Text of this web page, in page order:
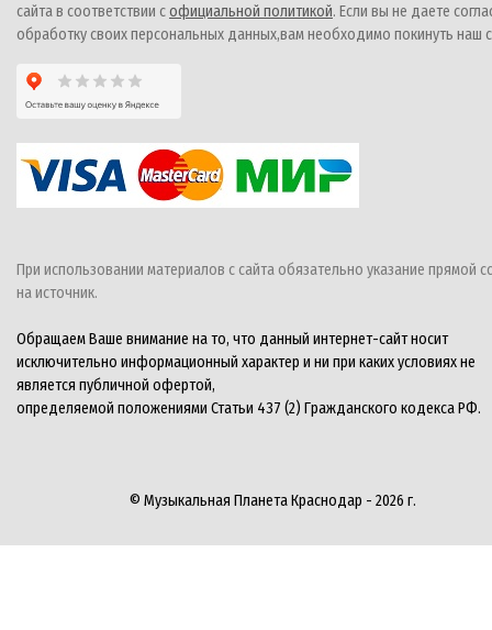
сайта в соответствии софициальной политикой. Если вы не даете
обработку своих персональных данных,вам необходимо покинуть наш
При использовании материалов с сайта обязательно указание прямой
на источник.
Обращаем Ваше внимание на то, что данный интернет-сайт носит
исключительно информационный характер и ни при каких условиях не
является публичной офертой,
определяемой положениями Статьи 437 (2) Гражданского кодекса РФ.
© Музыкальная Планета Краснодар - 2026 г.